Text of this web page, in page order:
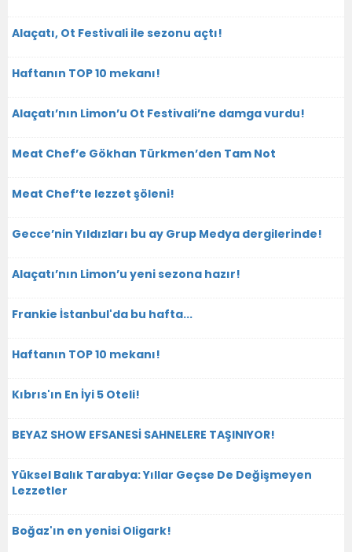
Alaçatı, Ot Festivali ile sezonu açtı!
Haftanın TOP 10 mekanı!
Alaçatı’nın Limon’u Ot Festivali’ne damga vurdu!
Meat Chef’e Gökhan Türkmen’den Tam Not
Meat Chef’te lezzet şöleni!
Gecce’nin Yıldızları bu ay Grup Medya dergilerinde!
Alaçatı’nın Limon’u yeni sezona hazır!
Frankie İstanbul'da bu hafta...
Haftanın TOP 10 mekanı!
Kıbrıs'ın En İyi 5 Oteli!
BEYAZ SHOW EFSANESİ SAHNELERE TAŞINIYOR!
Yüksel Balık Tarabya: Yıllar Geçse De Değişmeyen
Lezzetler
Boğaz'ın en yenisi Oligark!